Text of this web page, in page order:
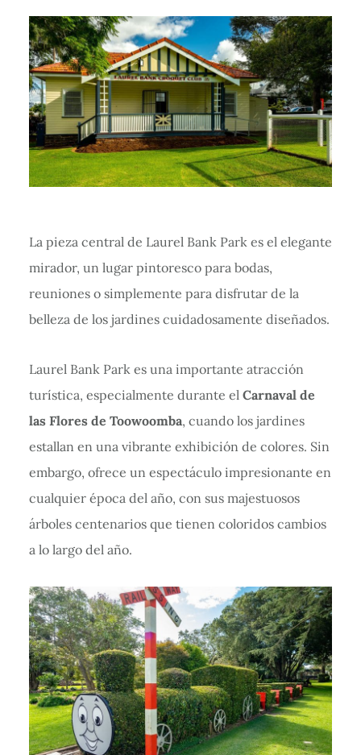
La pieza central de Laurel Bank Park es el elegante
mirador, un lugar pintoresco para bodas,
reuniones o simplemente para disfrutar de la
belleza de los jardines cuidadosamente diseñados.
Laurel Bank Park es una importante atracción
turística, especialmente durante el Carnaval de
las Flores de Toowoomba, cuando los jardines
estallan en una vibrante exhibición de colores. Sin
embargo, ofrece un espectáculo impresionante en
cualquier época del año, con sus majestuosos
árboles centenarios que tienen coloridos cambios
a lo largo del año.